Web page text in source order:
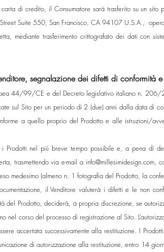
di credito, il Consumatore sarà trasferito su un
Suite 550, San Francisco, CA 94107 U.S.A.,
mediante trasferimento crittografato dei dati con
segnalazione dei difetti di conformità
44/99/CE e del Decreto legislativo italiano n. 206/
sul Sito per un periodo di 2 (due) anni dalla data di
a quello proprio del Prodotto e alle istruzioni/
Prodotti nel più breve tempo possibile e, a pena di
trasmettendo via e-mail a info@millesimidesign.com,
medesimo (almeno n. 1 fotografia del Prodotto, la
il Venditore valuterà i difetti e le non
del Prodotto, deciderà, a propria discrezione, se
nel corso del processo di registrazione al Sito.
accertata successivamente alla restituzione. I
di autorizzazione alla restituzione, entro 14